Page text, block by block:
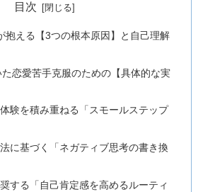
目次
抱える【3つの根本原因】と自己理解
恋愛苦手克服のための【具体的な実
験を積み重ねる「スモールステップ
に基づく「ネガティブ思考の書き換
する「自己肯定感を高めるルーティ